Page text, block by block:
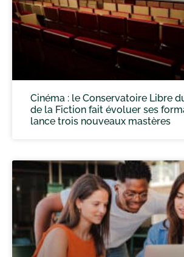
Cinéma : le Conservatoire Libre
de la Fiction fait évoluer ses
lance trois nouveaux mastères